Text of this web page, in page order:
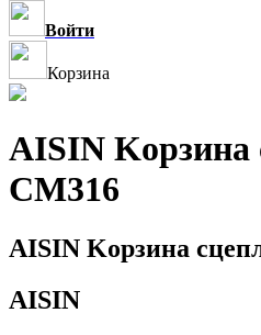
Войти
Корзина
AISIN Kорзина
CM316
AISIN Kорзина
AISIN